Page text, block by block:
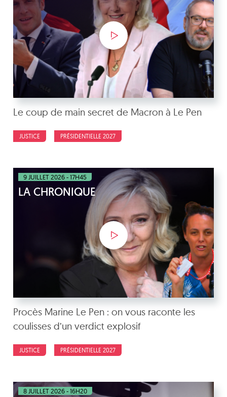
Le coup de main secret de Macron à Le Pen
JUSTICE PRÉSIDENTIELLE 2027
9 JUILLET 2026 - 17H45
LA CHRONIQUE
Procès Marine Le Pen : on vous raconte les
coulisses d’un verdict explosif
JUSTICE PRÉSIDENTIELLE 2027
8 JUILLET 2026 - 16H20